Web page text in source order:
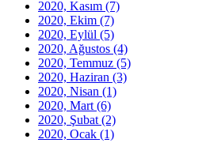
2020, Kasım (7)
2020, Ekim (7)
2020, Eylül (5)
2020, Ağustos (4)
2020, Temmuz (5)
2020, Haziran (3)
2020, Nisan (1)
2020, Mart (6)
2020, Şubat (2)
2020, Ocak (1)